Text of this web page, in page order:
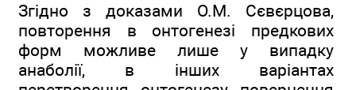
Згідно з доказами О.М. Сєвєрцова,
повторення в онтогенезі предкових
форм можливе лише у випадку
анаболії, в інших варіантах